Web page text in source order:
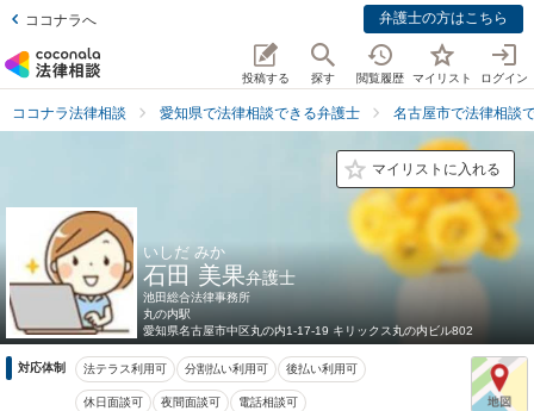
ココナラへ 弁護士の方はこちら
投稿する 探す 閲覧履歴 マイリスト ログイン
ココナラ法律相談 愛知県で法律相談できる弁護士 名古屋市で法律相談
マイリストに入れる
いしだ みか
石田 美果弁護士
池田総合法律事務所
丸の内駅
愛知県名古屋市中区丸の内1-17-19 キリックス丸の内ビル802
対応体制 法テラス利用可 分割払い利用可 後払い利用可
休日面談可 夜間面談可 電話相談可